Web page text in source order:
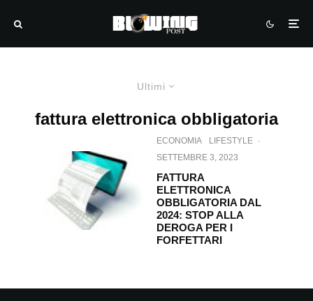
Ultimi
fattura elettronica obbligatoria
ECONOMIA LIFESTYLE ·
SETTEMBRE 3, 2023
FATTURA
ELETTRONICA
OBBLIGATORIA DAL
2024: STOP ALLA
DEROGA PER I
FORFETTARI